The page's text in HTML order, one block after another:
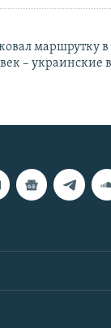
маршрутку в
– украинские